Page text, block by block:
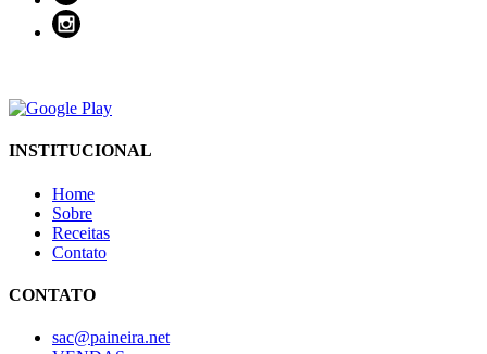
INSTITUCIONAL
Home
Sobre
Receitas
Contato
CONTATO
sac@paineira.net